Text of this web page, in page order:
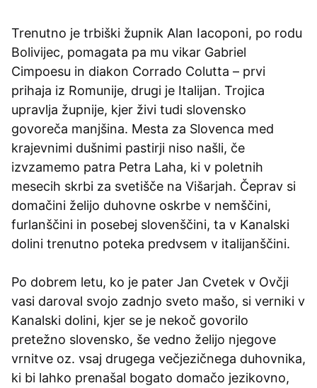
Trenutno je trbiški župnik Alan Iacoponi, po rodu
Bolivijec, pomagata pa mu vikar Gabriel
Cimpoesu in diakon Corrado Colutta – prvi
prihaja iz Romunije, drugi je Italijan. Trojica
upravlja župnije, kjer živi tudi slovensko
govoreča manjšina. Mesta za Slovenca med
krajevnimi dušnimi pastirji niso našli, če
izvzamemo patra Petra Laha, ki v poletnih
mesecih skrbi za svetišče na Višarjah. Čeprav si
domačini želijo duhovne oskrbe v nemščini,
furlanščini in posebej slovenščini, ta v Kanalski
dolini trenutno poteka predvsem v italijanščini.
Po dobrem letu, ko je pater Jan Cvetek v Ovčji
vasi daroval svojo zadnjo sveto mašo, si verniki v
Kanalski dolini, kjer se je nekoč govorilo
pretežno slovensko, še vedno želijo njegove
vrnitve oz. vsaj drugega večjezičnega duhovnika,
ki bi lahko prenašal bogato domačo jezikovno,